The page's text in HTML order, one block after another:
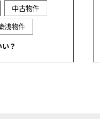
中古物件
浅物件
？